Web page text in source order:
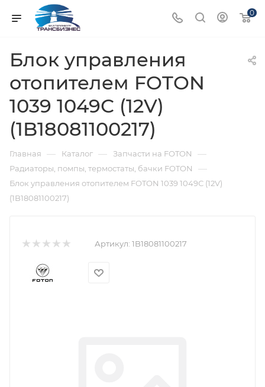
0
Блок управления
отопителем FOTON
1039 1049С (12V)
(1B18081100217)
Главная — Каталог — Запчасти на FOTON —
Радиаторы, помпы, термостаты, бачки FOTON —
Блок управления отопителем FOTON 1039 1049С (12V)
(1B18081100217)
Артикул: 1B18081100217